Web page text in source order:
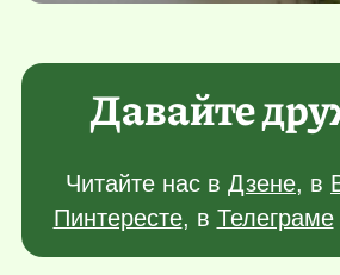
Давайте
Читайте нас в Дзене, в
Пинтересте, в Телеграме